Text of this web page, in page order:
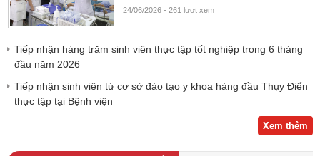
24/06/2026 - 261 lượt xem
Tiếp nhận hàng trăm sinh viên thực tập tốt nghiệp trong 6 tháng
đầu năm 2026
Tiếp nhận sinh viên từ cơ sở đào tạo y khoa hàng đầu Thụy Điển
thực tập tại Bệnh viện
Xem thêm